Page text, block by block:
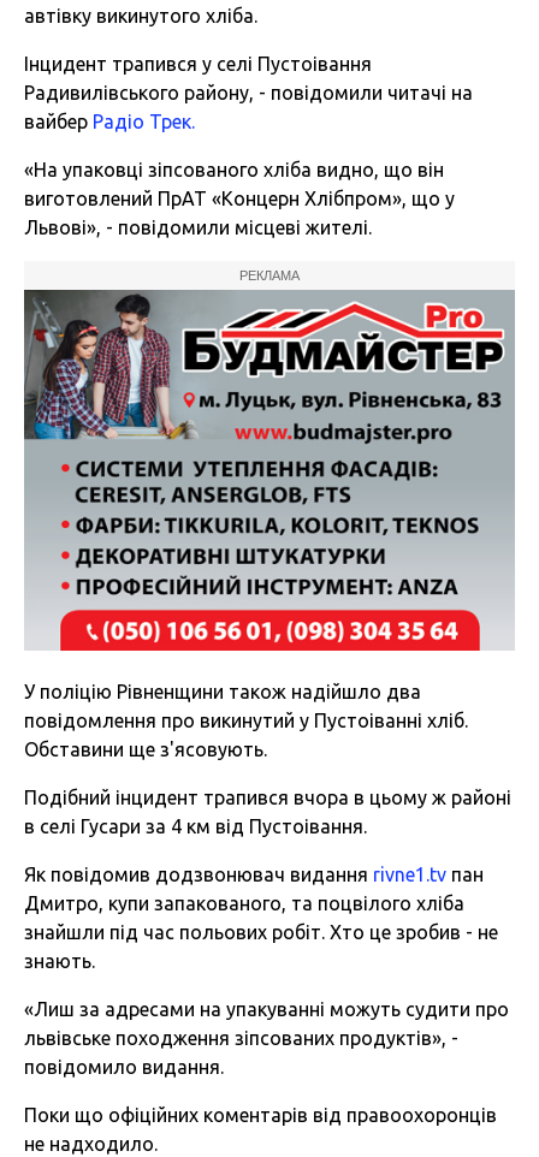
автівку викинутого хліба.
Інцидент трапився у селі Пустоівання
Радивилівського району, - повідомили читачі на
вайбер Радіо Трек.
«На упаковці зіпсованого хліба видно, що він
виготовлений ПрАТ «Концерн Хлібпром», що у
Львові», - повідомили місцеві жителі.
РЕКЛАМА
У поліцію Рівненщини також надійшло два
повідомлення про викинутий у Пустоіванні хліб.
Обставини ще з'ясовують.
Подібний інцидент трапився вчора в цьому ж районі
в селі Гусари за 4 км від Пустоівання.
Як повідомив додзвонювач видання rivne1.tv пан
Дмитро, купи запакованого, та поцвілого хліба
знайшли під час польових робіт. Хто це зробив - не
знають.
«Лиш за адресами на упакуванні можуть судити про
львівське походження зіпсованих продуктів», -
повідомило видання.
Поки що офіційних коментарів від правоохоронців
не надходило.